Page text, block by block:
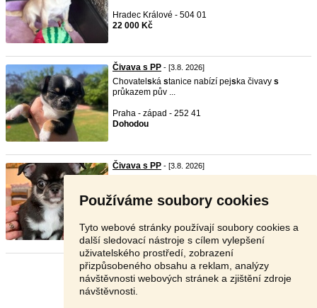
Používáme soubory cookies
Tyto webové stránky používají soubory cookies a
další sledovací nástroje s cílem vylepšení
uživatelského prostředí, zobrazení
přizpůsobeného obsahu a reklam, analýzy
návštěvnosti webových stránek a zjištění zdroje
návštěvnosti.
Hradec Králové - 504 01
22 000 Kč
Čivava s PP - [3.8. 2026]
Chovatel ská stanice nabízí pejska čivavy s
průkazem pův ...
Praha - západ - 252 41
Dohodou
Čivava s PP - [3.8. 2026]
Dohodou
Stránka: 1 2 Další